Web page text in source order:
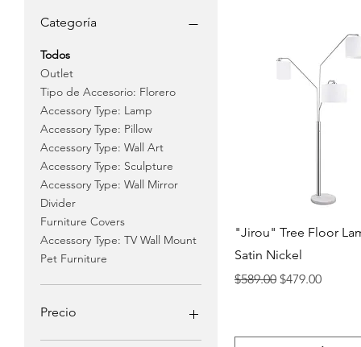
Categoría
Todos
Outlet
Tipo de Accesorio: Florero
Accessory Type: Lamp
Accessory Type: Pillow
Accessory Type: Wall Art
Accessory Type: Sculpture
Accessory Type: Wall Mirror
Divider
Furniture Covers
Accessory Type: TV Wall Mount
Pet Furniture
Precio
Vista rápida
"Jirou" Tree Floor
Satin Nickel
Precio
$589.00 Precio de
$479.00